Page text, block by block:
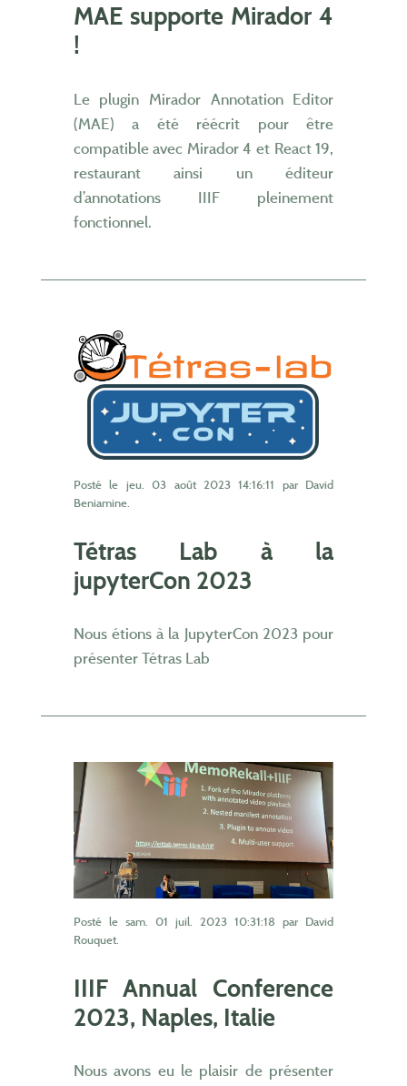
MAE supporte Mirador 4
!
Le plugin Mirador Annotation Editor
(MAE) a été réécrit pour être
compatible avec Mirador 4 et React 19,
restaurant ainsi un éditeur
d’annotations IIIF pleinement
fonctionnel.
Posté le jeu. 03 août 2023 14:16:11 par David
Beniamine.
Tétras Lab à la
jupyterCon 2023
Nous étions à la JupyterCon 2023 pour
présenter Tétras Lab
Posté le sam. 01 juil. 2023 10:31:18 par David
Rouquet.
IIIF Annual Conference
2023, Naples, Italie
Nous avons eu le plaisir de présenter